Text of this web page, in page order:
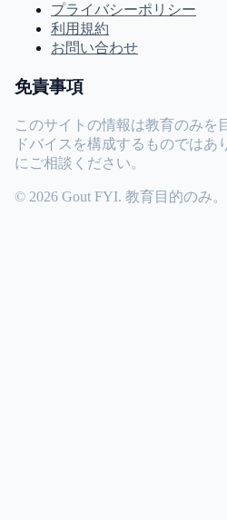
プライバシーポリシー
利用規約
お問い合わせ
免責事項
このサイトの情報は教育のみを
ドバイスを構成するものではあ
にご相談ください。
© 2026 Gout FYI. 教育目的のみ。